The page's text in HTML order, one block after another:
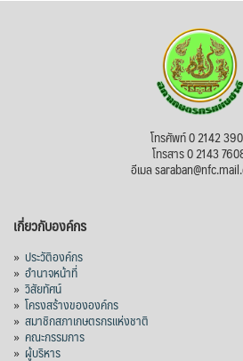
โทรศัพท์ 0 2142
โทรสาร 0 2143
อีเมล
เกี่ยวกับองค์กร
» ประวัติองค์กร
» อำนาจหน้าที่
» วิสัยทัศน์
» โครงสร้างขององค์กร
» สมาชิกสภาเกษตรกรแห่งชาติ
» คณะกรรมการ
» ผู้บริหาร